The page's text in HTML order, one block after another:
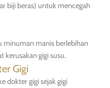
biji beras) untuk mencegah
minuman manis berlebihan
kerusakan gigi susu.
Gigi
dokter gigi sejak gigi